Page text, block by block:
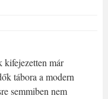
kifejezetten már
tábora a modern
semmiben nem